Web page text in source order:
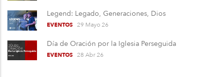
Legend: Legado, Generaciones, Dios
EVENTOS 29 Mayo 26
Día de Oración por la Iglesia Perseguida
EVENTOS 28 Abr 26